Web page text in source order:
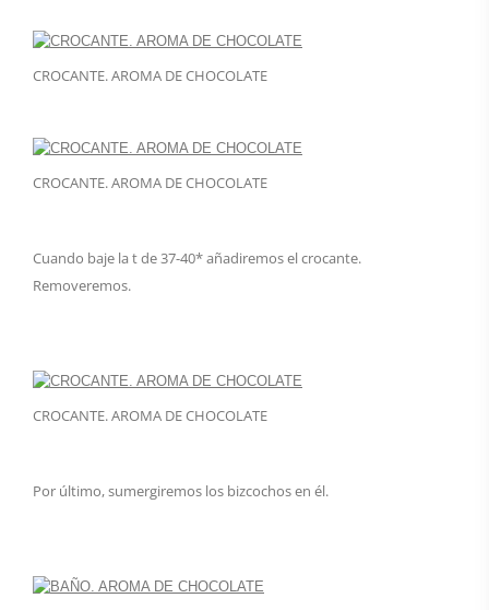
CROCANTE. AROMA DE CHOCOLATE
CROCANTE. AROMA DE CHOCOLATE
Cuando baje la t de 37-40* añadiremos el crocante.
Removeremos.
CROCANTE. AROMA DE CHOCOLATE
Por último, sumergiremos los bizcochos en él.